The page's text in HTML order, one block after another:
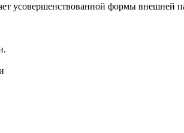
усовершенствованной формы внешней